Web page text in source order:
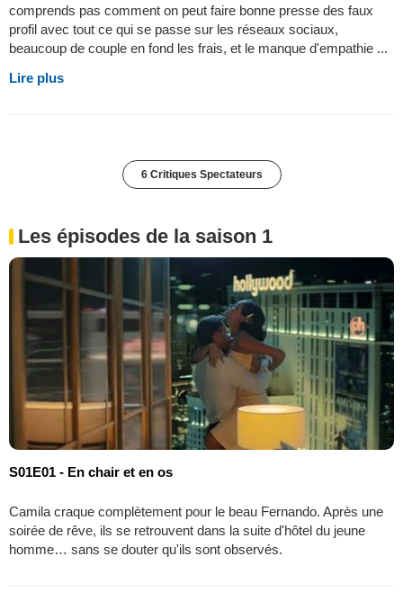
comprends pas comment on peut faire bonne presse des faux
profil avec tout ce qui se passe sur les réseaux sociaux,
beaucoup de couple en fond les frais, et le manque d'empathie ...
Lire plus
6 Critiques Spectateurs
Les épisodes de la saison 1
S01E01 - En chair et en os
Camila craque complètement pour le beau Fernando. Après une
soirée de rêve, ils se retrouvent dans la suite d'hôtel du jeune
homme… sans se douter qu'ils sont observés.